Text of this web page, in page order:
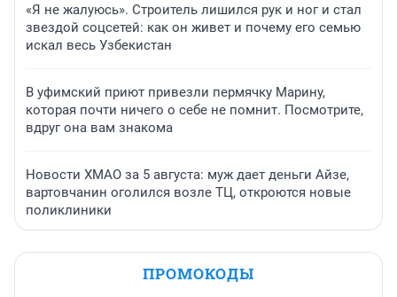
«Я не жалуюсь». Строитель лишился рук и ног и стал
звездой соцсетей: как он живет и почему его семью
искал весь Узбекистан
В уфимский приют привезли пермячку Марину,
которая почти ничего о себе не помнит. Посмотрите,
вдруг она вам знакома
Новости ХМАО за 5 августа: муж дает деньги Айзе,
вартовчанин оголился возле ТЦ, откроются новые
поликлиники
ПРОМОКОДЫ